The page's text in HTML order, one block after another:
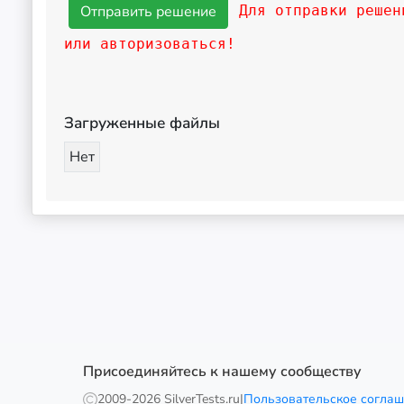
Для отправки
или авторизоваться!
Загруженные файлы
Нет
Присоединяйтесь к нашему сообществу
2009-2026 SilverTests.ru|Пользовательское